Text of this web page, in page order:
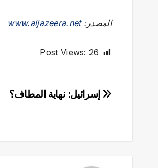
المصدر:www.aljazeera.net
Post Views: 26
تصفّح
إسرائيل: نهاية المطاف؟